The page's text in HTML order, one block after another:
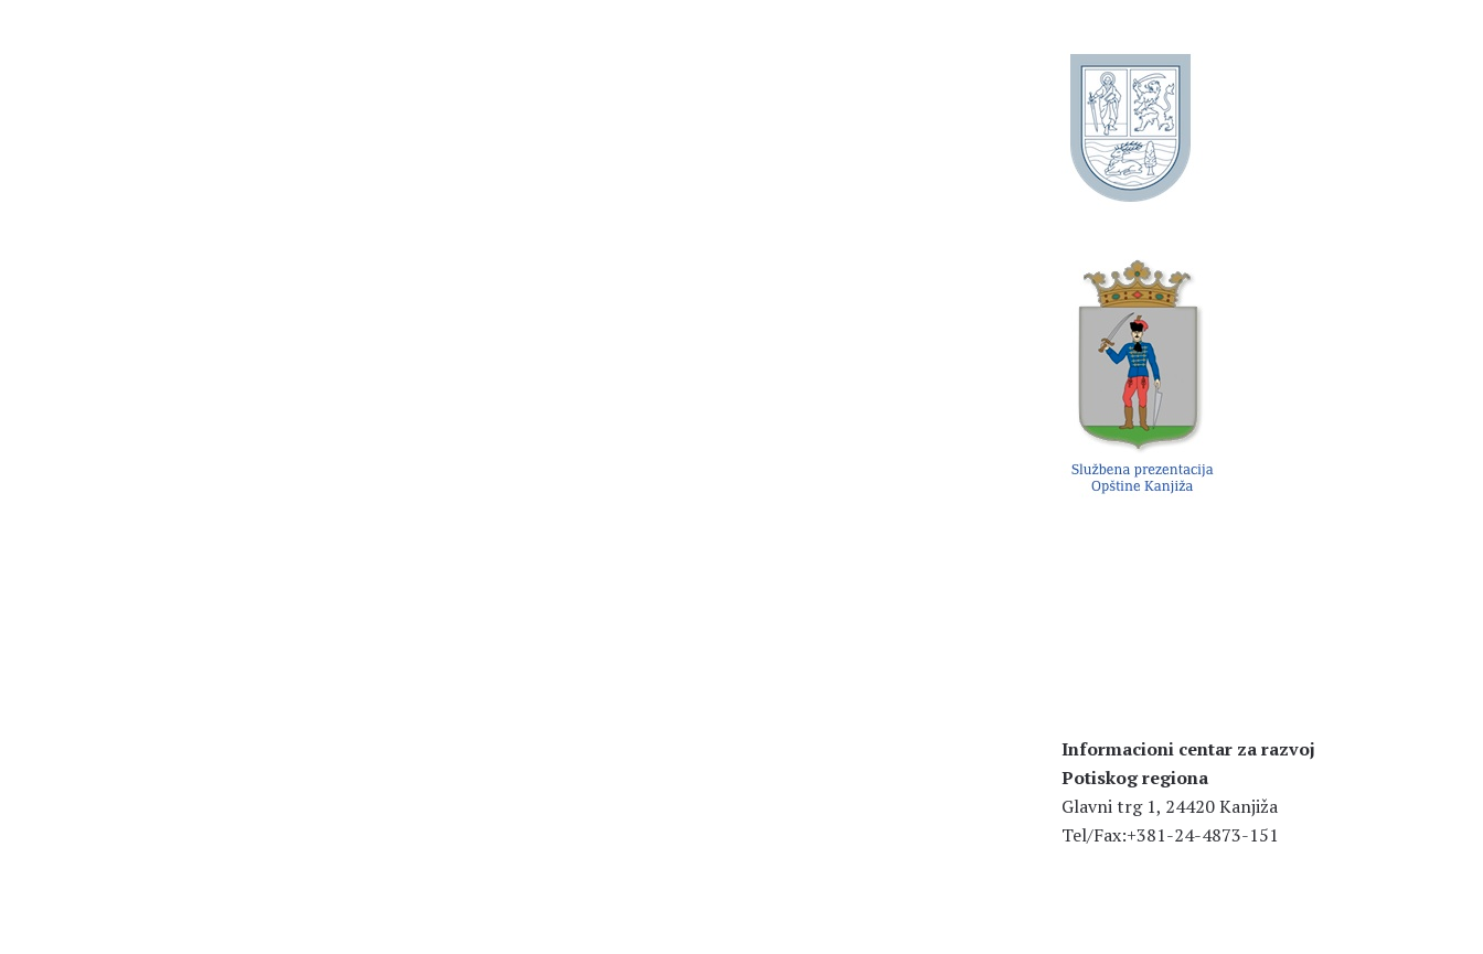
Informacioni centar za razvoj
Potiskog regiona
Glavni trg 1, 24420 Kanjiža
Tel/Fax:+381-24-4873-151